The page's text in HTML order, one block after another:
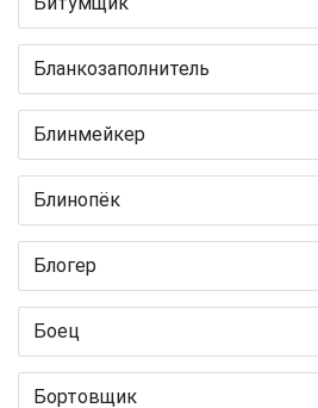
Бланкозаполнитель
Блинмейкер
Блинопёк
Блогер
Боец
Бортовщик